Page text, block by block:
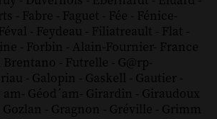
- Fabre - Faguet - Fée - Fénice-
Féval - Feydeau - Filiatreault - Flat -
- Forbin - Alain-Fournier- France
Brentano - Futrelle - G@rp-
- Galopin - Gaskell - Gautier -
am- Géod´am- Girardin - Giraudoux
Gozlan - Gragnon - Gréville - Grimm